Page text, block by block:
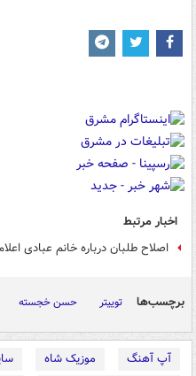
اخبار مرتبط
اصلاح طلبان درباره خانم عبادی
برچسب‌ها توییتر حسن خجسته
آپ آهنگ موزیک شاه